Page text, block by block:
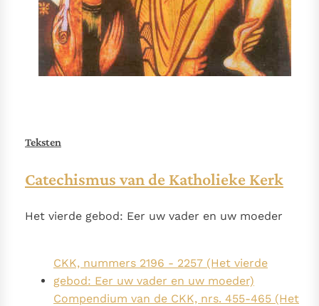
Paus Leo XIV in Pavia: "De stad is zowel een gave als
een taak"
Paus in Pavia: St. Augustinus toont ons de noodzaak om
"naar het innerlijk" toe te keren.
RK Documenten stelt heel veel belangrijke
Teksten
Catechismus van de Katholieke Kerk
Het vierde gebod: Eer uw vader en uw moeder
CKK, nummers 2196 - 2257 (Het vierde
gebod: Eer uw vader en uw moeder)
Compendium van de CKK, nrs. 455-465 (Het